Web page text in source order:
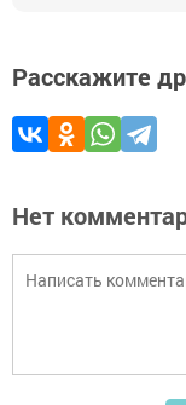
Расскажите
Нет